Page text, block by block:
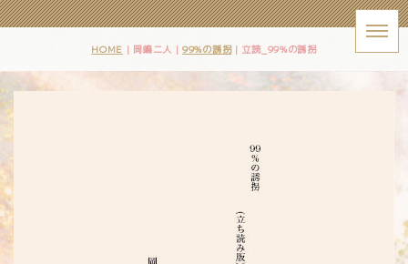
HOME | 岡嶋二人 |99%の誘拐| 立読_99%の誘拐